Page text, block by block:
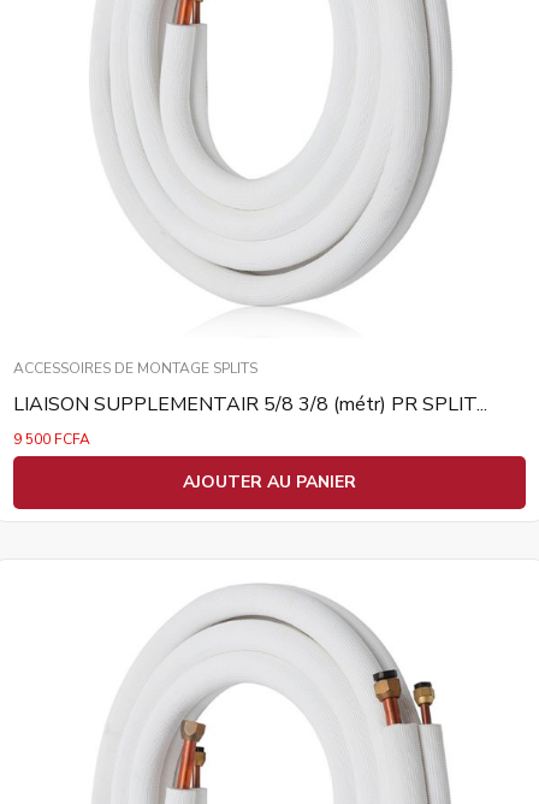
ACCESSOIRES DE MONTAGE SPLITS
LIAISON SUPPLEMENTAIR 5/8 3/8 (métr) PR SPLIT...
9 500 FCFA
AJOUTER AU PANIER